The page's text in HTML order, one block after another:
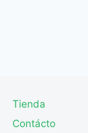
Tienda
Contácto